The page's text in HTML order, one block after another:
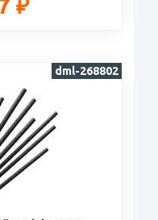
₽
dml-268802